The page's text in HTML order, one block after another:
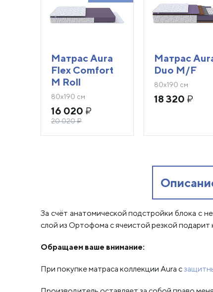
Матрас Aura
Flex Comfort
M Roll
80х190 см
16 020 ₽
20 020₽
Матрас
Duo M/F
80х190 см
18 320 ₽
За счёт анатомической подстройки блока с
слой из Ортофома с ячеистой резкой
Обращаем ваше внимание:
При покупке матраса коллекции Aura с